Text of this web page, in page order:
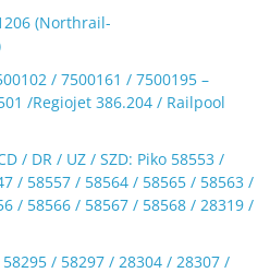
(Northrail-
/ 7500161 / 7500195 –
/Regiojet 386.204 / Railpool
/ DR / UZ / SZD: Piko 58553 /
/ 58557 / 58564 / 58565 / 58563 /
/ 58566 / 58567 / 58568 / 28319 /
/ 58297 / 28304 / 28307 /